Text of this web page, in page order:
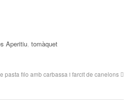
Aperitiu ,tomàquet
pasta filo amb carbassa i farcit de canelons